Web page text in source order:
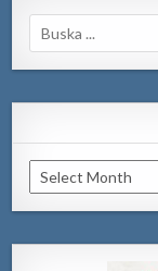
Search
for:
Archivo